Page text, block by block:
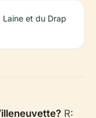
et du Drap
R: